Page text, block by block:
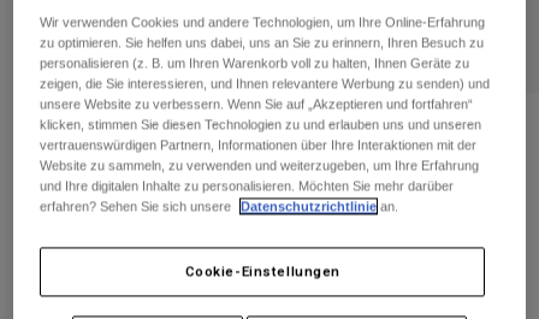
Protektoren
Brillen
Socken
Ersatzteile
Brillen
Socken
Taschen & Zubehör
Spare parts
Hoodies und Pullover
Jacken
Hosen
Shirts
Alle anzeigen
Kinder
Moto
Helme
Jerseys
Hosen
Stiefel
Guards
Handschuhe
Brillen
Bewertungen
Kapuzenpullover Non Stop
Wir verwenden Cookies und andere Technologien, um Ihre Online-Erfahrung
zu optimieren. Sie helfen uns dabei, uns an Sie zu erinnern, Ihren Besuch zu
personalisieren (z. B. um Ihren Warenkorb voll zu halten, Ihnen Geräte zu
zeigen, die Sie interessieren, und Ihnen relevantere Werbung zu senden) und
unsere Website zu verbessern. Wenn Sie auf „Akzeptieren und fortfahren“
klicken, stimmen Sie diesen Technologien zu und erlauben uns und unseren
vertrauenswürdigen Partnern, Informationen über Ihre Interaktionen mit der
Website zu sammeln, zu verwenden und weiterzugeben, um Ihre Erfahrung
und Ihre digitalen Inhalte zu personalisieren. Möchten Sie mehr darüber
erfahren? Sehen Sie sich unsere
Datenschutzrichtlinie an.
Cookie-Einstellungen